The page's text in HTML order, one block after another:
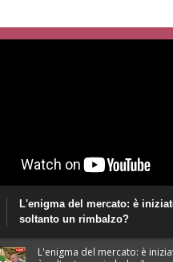
L'enigma del mercato: è
soltanto un rimbalzo?
L'enigma del mercato: è